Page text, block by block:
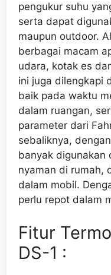
pengukur suhu
serta dapat
maupun outdoor.
berbagai macam
udara, kotak es
ini juga dilengkapi
baik pada waktu
dalam ruangan,
parameter dari
sebaliknya,
banyak digunakan
nyaman di rumah,
dalam mobil.
perlu repot dalam
Fitur
DS-1 :